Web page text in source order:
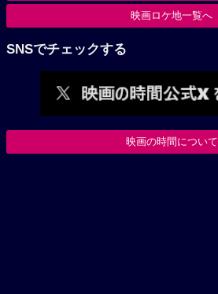
映画ロケ地一覧へ
SNSでチェックする
映画の時間について